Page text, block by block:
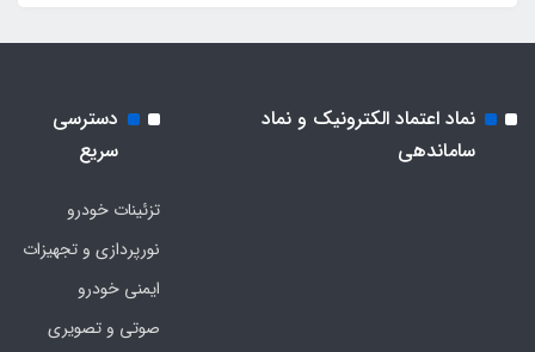
نماد اعتماد الکترونیک و نماد
ساماندهی
دسترسی
سریع
تزئینات خودرو
نورپردازی و تجهیزات
ایمنی خودرو
صوتی و تصویری